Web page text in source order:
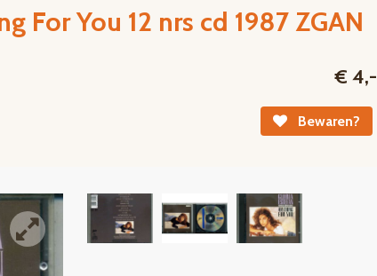
For You 12 nrs cd 1987 ZGAN
€ 4,-
Bewaren?